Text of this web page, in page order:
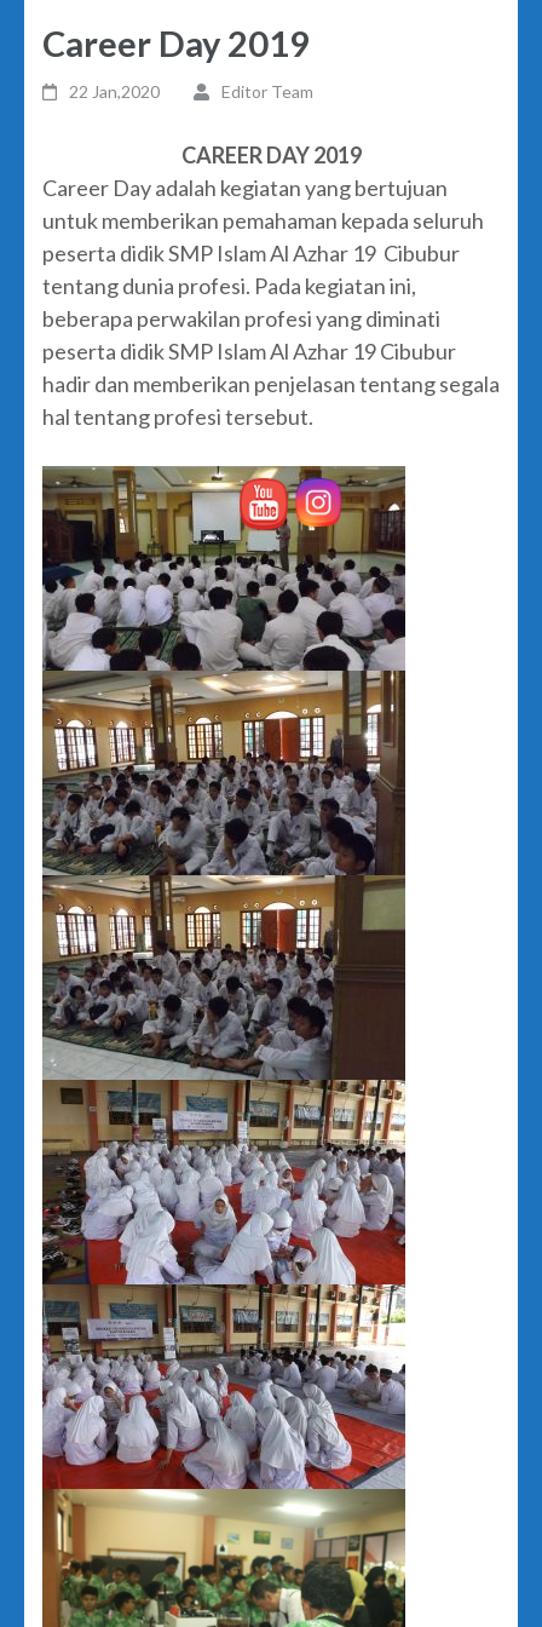
Career Day 2019
22 Jan,2020 Editor Team
CAREER DAY 2019
Career Day adalah kegiatan yang bertujuan
untuk memberikan pemahaman kepada seluruh
peserta didik SMP Islam Al Azhar 19 Cibubur
tentang dunia profesi. Pada kegiatan ini,
beberapa perwakilan profesi yang diminati
peserta didik SMP Islam Al Azhar 19 Cibubur
hadir dan memberikan penjelasan tentang segala
hal tentang profesi tersebut.